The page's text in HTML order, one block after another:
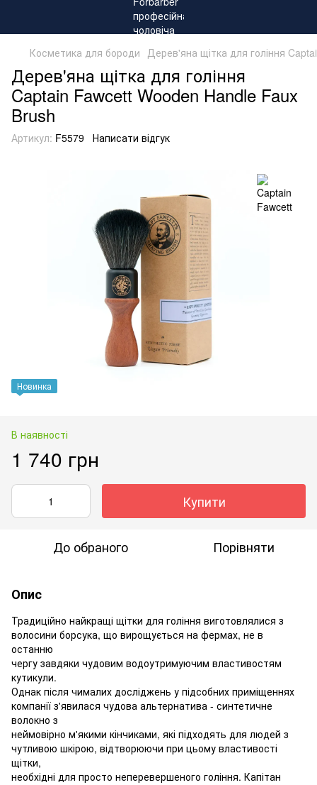
Косметика для бороди Дерев'яна щітка для гоління
Дерев'яна щітка для гоління
Captain Fawcett Wooden Handle Faux
Brush
Артикул: F5579 Написати відгук
Новинка
В наявності
1 740 грн
Купити
До обраного Порівняти
Опис
Традиційно найкращі щітки для гоління виготовлялися з
волосини борсука, що вирощується на фермах, не в
останню
чергу завдяки чудовим водоутримуючим властивостям
кутикули.
Однак після чималих досліджень у підсобних приміщеннях
компанії з'явилася чудова альтернатива - синтетичне
волокно з
неймовірно м'якими кінчиками, які підходять для людей з
чутливою шкірою, відтворюючи при цьому властивості
щітки,
необхідні для просто неперевершеного гоління. Капітан